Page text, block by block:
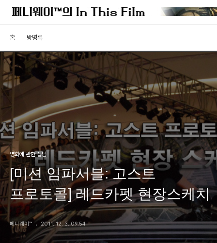
홈 방명록
영화에 관한 잡담
[미션 임파서블: 고스트
프로토콜] 레드카펫 현장스케치
페니웨이™ 2011. 12. 3. 09:54